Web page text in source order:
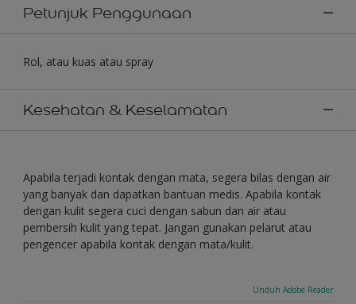
Petunjuk Penggunaan
Rol, atau kuas atau spray
Kesehatan & Keselamatan
Apabila terjadi kontak dengan mata, segera bilas dengan air
yang banyak dan dapatkan bantuan medis. Apabila kontak
dengan kulit segera cuci dengan sabun dan air atau
pembersih kulit yang tepat. Jangan gunakan pelarut atau
pengencer apabila kontak dengan mata/kulit.
Unduh Adobe Reader